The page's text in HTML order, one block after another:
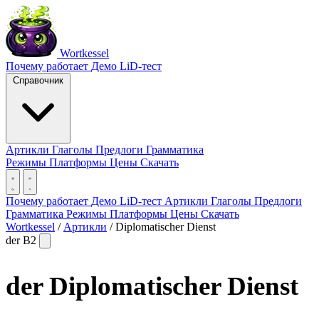
Wortkessel
Почему работает Демо LiD-тест
Справочник
Артикли Глаголы Предлоги Грамматика
Режимы Платформы Цены Скачать
Почему работает Демо LiD-тест Артикли Глаголы Предлоги
Грамматика Режимы Платформы Цены Скачать
Wortkessel / Артикли / Diplomatischer Dienst
derB2
derDiplomatischer Dienst